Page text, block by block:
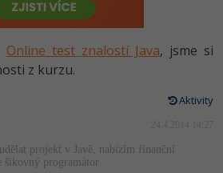
Bootstrap, SEO
vzory
aplikací
AI a bigdata
-80%
Online test znalostí Java, jsme si
z kurzu.
Aktivity
projekt v Javě, nabizím finanční
šikovný programátor